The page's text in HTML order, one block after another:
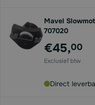
Mavel
707020
€45,00
Direct